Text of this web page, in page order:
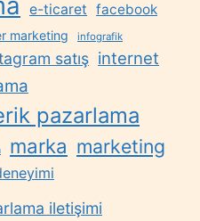
e-ticaret facebook
marketing infografik
satış internet
pazarlama
marka marketing
iletişimi